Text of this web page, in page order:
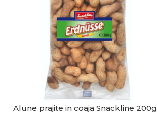
Alune prajite in coaja Snackline 200g